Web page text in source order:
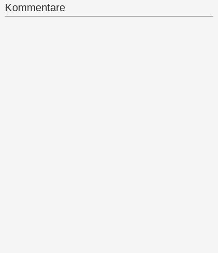
Kommentare